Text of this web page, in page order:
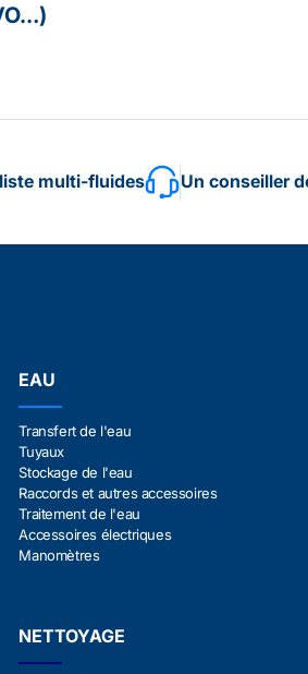
multi-fluides Un conseiller
EAU
Transfert de l'eau
Tuyaux
Stockage de l'eau
Raccords et autres accessoires
Traitement de l'eau
Accessoires électriques
Manomètres
NETTOYAGE